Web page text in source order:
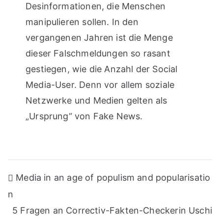
Desinformationen, die Menschen
manipulieren sollen. In den
vergangenen Jahren ist die Menge
dieser Falschmeldungen so rasant
gestiegen, wie die Anzahl der Social
Media-User. Denn vor allem soziale
Netzwerke und Medien gelten als
„Ursprung“ von Fake News.
Beitragsnavigation
Media in an age of populism and popularisatio
n
5 Fragen an Correctiv-Fakten-Checkerin Uschi